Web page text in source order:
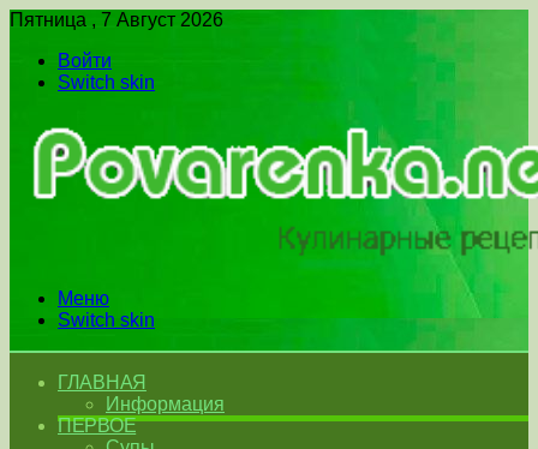
Пятница , 7 Август 2026
Войти
Switch skin
Меню
Switch skin
ГЛАВНАЯ
Информация
ПЕРВОЕ